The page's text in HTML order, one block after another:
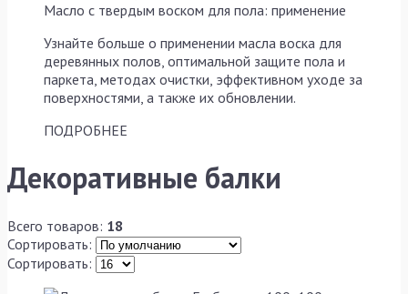
Масло с твердым воском для пола: применение
Узнайте больше о применении масла воска для
деревянных полов, оптимальной защите пола и
паркета, методах очистки, эффективном уходе за
поверхностями, а также их обновлении.
ПОДРОБНЕЕ
Декоративные балки
Всего товаров: 18
Сортировать:
Сортировать: